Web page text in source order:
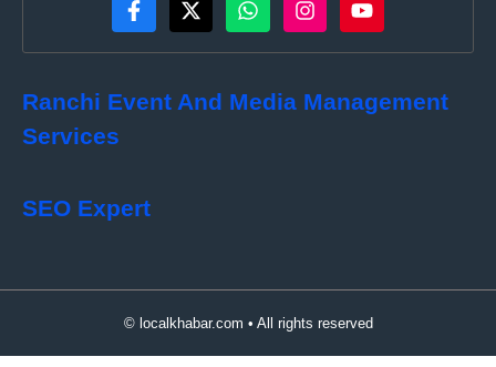
Ranchi Event And Media Management
Services
SEO Expert
© localkhabar.com • All rights reserved